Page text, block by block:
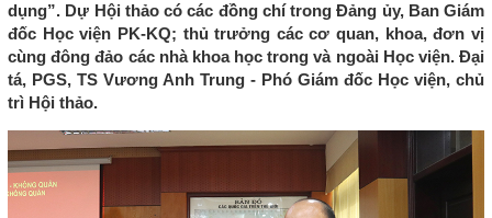
dụng”. Dự Hội thảo có các đồng chí trong Đảng ủy, Ban Giám
đốc Học viện PK-KQ; thủ trưởng các cơ quan, khoa, đơn vị
cùng đông đảo các nhà khoa học trong và ngoài Học viện. Đại
tá, PGS, TS Vương Anh Trung - Phó Giám đốc Học viện, chủ
trì Hội thảo.